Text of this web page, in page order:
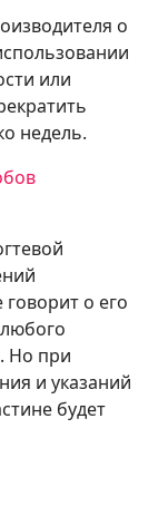
о
или
недель.
о его
Но при
и указаний
будет